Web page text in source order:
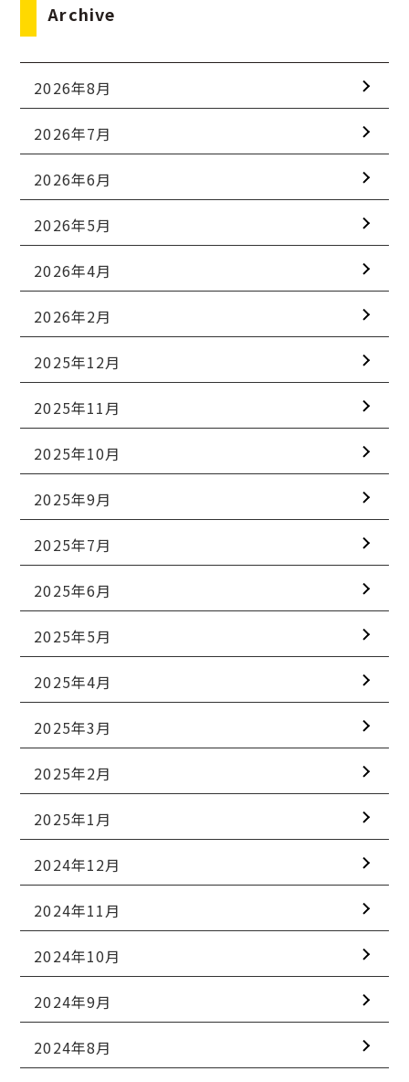
Archive
2026年8月
2026年7月
2026年6月
2026年5月
2026年4月
2026年2月
2025年12月
2025年11月
2025年10月
2025年9月
2025年7月
2025年6月
2025年5月
2025年4月
2025年3月
2025年2月
2025年1月
2024年12月
2024年11月
2024年10月
2024年9月
2024年8月